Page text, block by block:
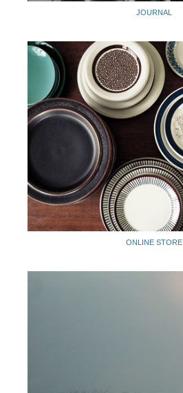
JOURNAL
ONLINE STORE